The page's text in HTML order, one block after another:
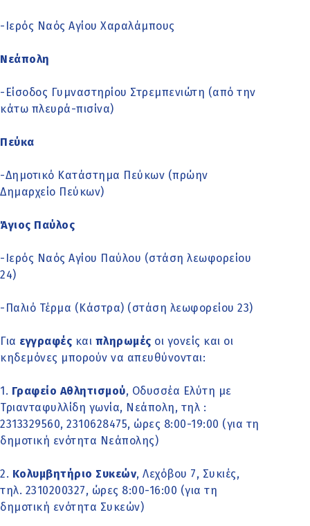
-Ιερός Ναός Αγίου Χαραλάμπους
Νεάπολη
-Είσοδος Γυμναστηρίου Στρεμπενιώτη (από την
κάτω πλευρά-πισίνα)
Πεύκα
-Δημοτικό Κατάστημα Πεύκων (πρώην
Δημαρχείο Πεύκων)
Άγιος Παύλος
-Ιερός Ναός Αγίου Παύλου (στάση λεωφορείου
24)
-Παλιό Τέρμα (Κάστρα) (στάση λεωφορείου 23)
Για εγγραφές και πληρωμές οι γονείς και οι
κηδεμόνες μπορούν να απευθύνονται:
1. Γραφείο Αθλητισμού, Οδυσσέα Ελύτη με
Τριανταφυλλίδη γωνία, Νεάπολη, τηλ :
2313329560, 2310628475, ώρες 8:00-19:00 (για τη
δημοτική ενότητα Νεάπολης)
2. Κολυμβητήριο Συκεών, Λεχόβου 7, Συκιές,
τηλ. 2310200327, ώρες 8:00-16:00 (για τη
δημοτική ενότητα Συκεών)